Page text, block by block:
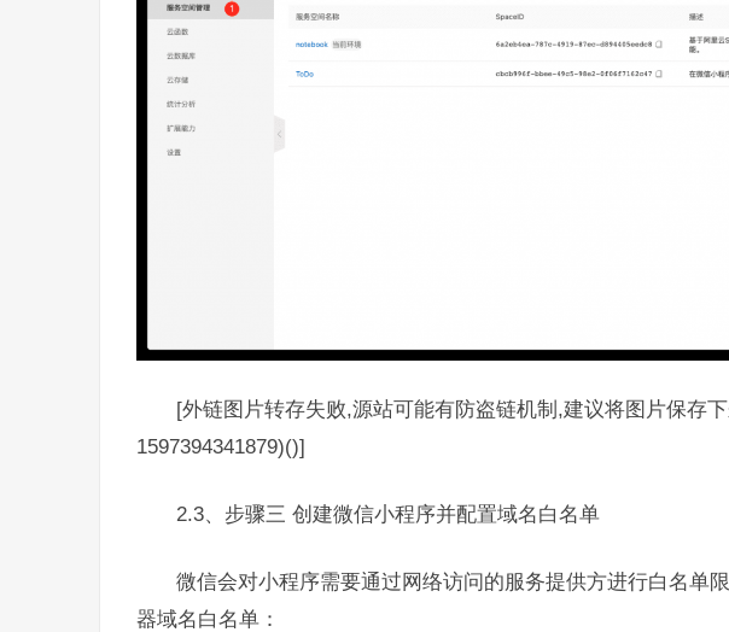
[外链图片转存失败,源站可能有防盗链机制,建议将图片保存
1597394341879)()]
2.3、步骤三 创建微信小程序并配置域名白名单
微信会对小程序需要通过网络访问的服务提供方进行白名单
器域名白名单：